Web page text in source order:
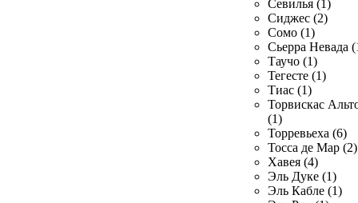
Севилья (1)
Сиджес (2)
Сомо (1)
Сьерра Невада
Таучо (1)
Тегесте (1)
Тиас (1)
Торвискас
(1)
Торревьеха (6)
Тосса де Мар (2)
Хавея (4)
Эль Дуке (1)
Эль Кабле (1)